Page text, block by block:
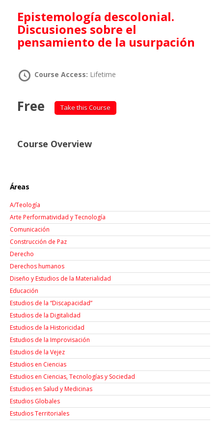
Epistemología descolonial.
Discusiones sobre el
pensamiento de la usurpación
Course Access: Lifetime
Free Take this Course
Course Overview
Áreas
A/Teología
Arte Performatividad y Tecnología
Comunicación
Construcción de Paz
Derecho
Derechos humanos
Diseño y Estudios de la Materialidad
Educación
Estudios de la “Discapacidad”
Estudios de la Digitalidad
Estudios de la Historicidad
Estudios de la Improvisación
Estudios de la Vejez
Estudios en Ciencias
Estudios en Ciencias, Tecnologías y Sociedad
Estudios en Salud y Medicinas
Estudios Globales
Estudios Territoriales